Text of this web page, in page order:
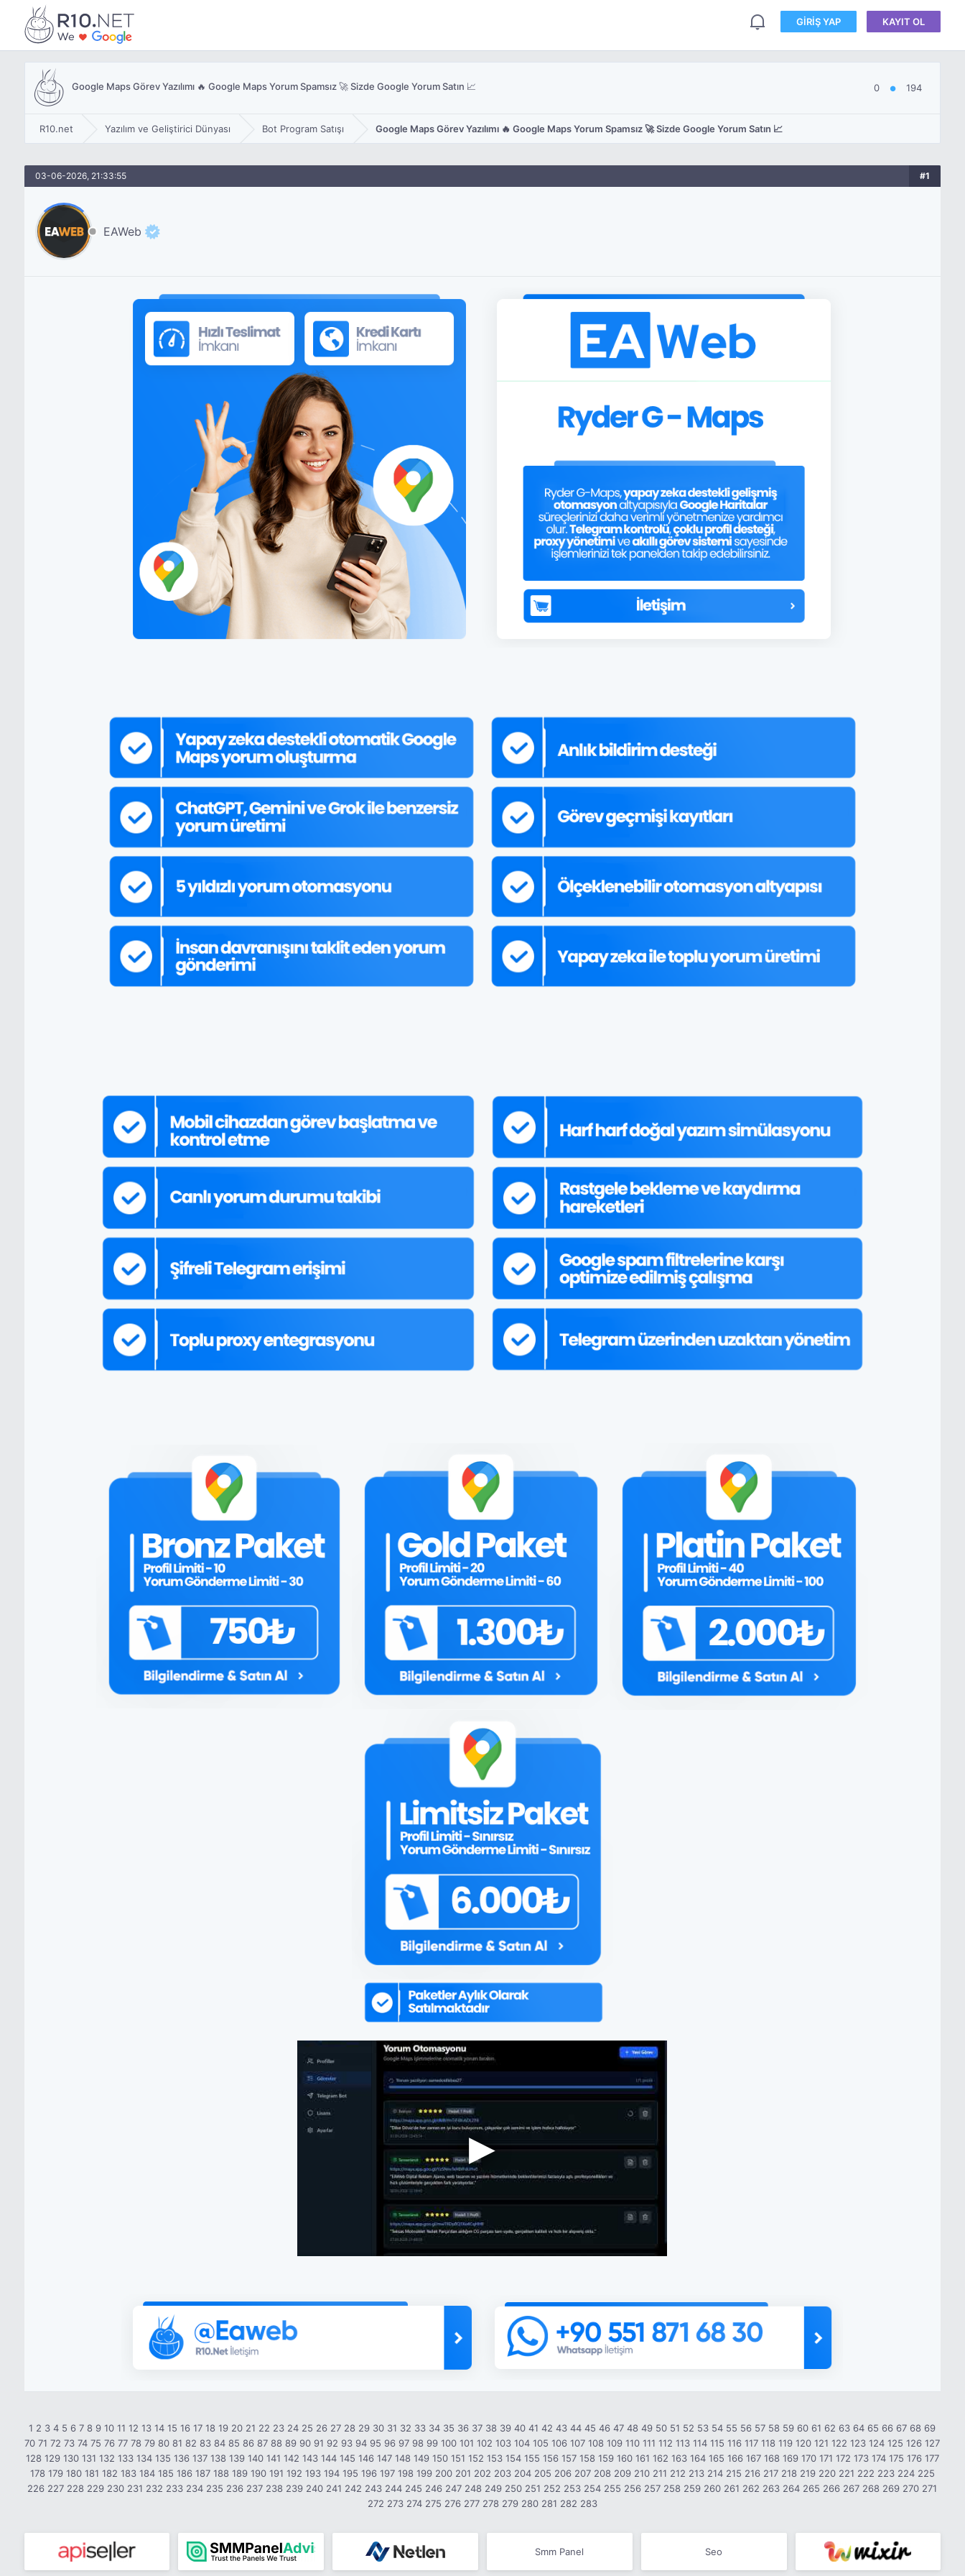
GIRIŞ YAP KAYIT OL
Google Maps Görev Yazılımı 🔥 Google Maps Yorum Spamsız 🚀 Sizde Google Yorum Satın 📈 0 ● 194
R10.net Yazılım ve Geliştirici Dünyası Bot Program Satışı Google Maps Görev Yazılımı 🔥 Google Maps Yorum Spamsız 🚀 Sizde Google Yorum Satın 📈
03-06-2026, 21:33:55 #1
EAWeb
1 2 3 4 5 6 7 8 9 10 11 12 13 14 15 16 17 18 19 20 21 22 23 24 25 26 27 28 29 30 31 32 33 34 35 36 37 38 39 40 41 42 43 44 45 46 47 48 49 50 51 52 53 54 55 56 57 58 59 60 61 62 63 64 65 66 67 68 69
70 71 72 73 74 75 76 77 78 79 80 81 82 83 84 85 86 87 88 89 90 91 92 93 94 95 96 97 98 99 100 101 102 103 104 105 106 107 108 109 110 111 112 113 114 115 116 117 118 119 120 121 122 123 124 125 126 127
128 129 130 131 132 133 134 135 136 137 138 139 140 141 142 143 144 145 146 147 148 149 150 151 152 153 154 155 156 157 158 159 160 161 162 163 164 165 166 167 168 169 170 171 172 173 174 175 176 177
178 179 180 181 182 183 184 185 186 187 188 189 190 191 192 193 194 195 196 197 198 199 200 201 202 203 204 205 206 207 208 209 210 211 212 213 214 215 216 217 218 219 220 221 222 223 224 225
226 227 228 229 230 231 232 233 234 235 236 237 238 239 240 241 242 243 244 245 246 247 248 249 250 251 252 253 254 255 256 257 258 259 260 261 262 263 264 265 266 267 268 269 270 271
272 273 274 275 276 277 278 279 280 281 282 283
Smm Panel Seo